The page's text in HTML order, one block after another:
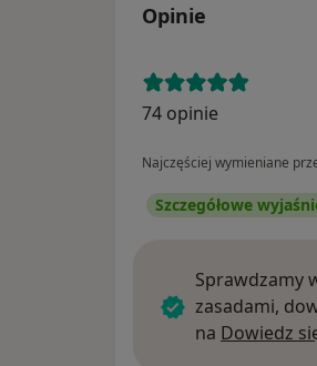
Opinie
74 opinie
Najczęściej wymieniane
Szczegółowe
Sprawdzamy
zasadami,
na Dowiedz